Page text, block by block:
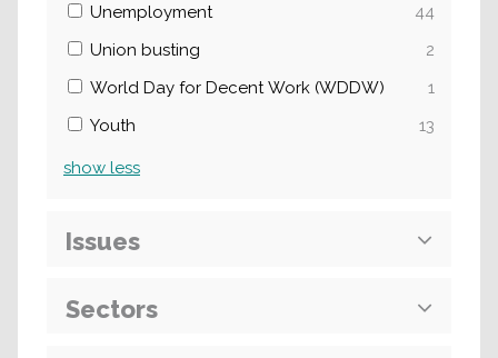
Unemployment
44
Union busting
2
World Day for Decent Work (WDDW)
1
Youth
13
show less
Issues
Sectors